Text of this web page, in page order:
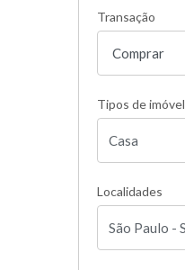
Transação
Tipos de imóvel
Localidades